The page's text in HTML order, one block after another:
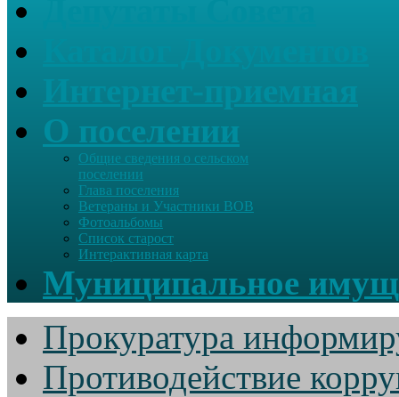
О поселении
Общие сведения о сельском
поселении
Глава поселения
Ветераны и Участники ВОВ
Фотоальбомы
Список старост
Интерактивная карта
Муниципальное
Прокуратура
Противодействие